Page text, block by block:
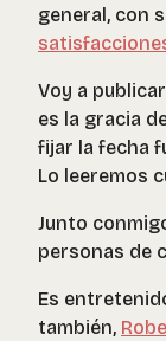
general, con
Voy a
es la gracia
fijar la fecha
Lo leeremos
Junto
personas de
Es
también,